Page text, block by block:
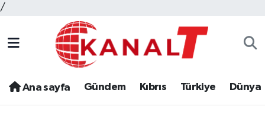
/
Ana sayfa Gündem Kıbrıs Türkiye Dünya